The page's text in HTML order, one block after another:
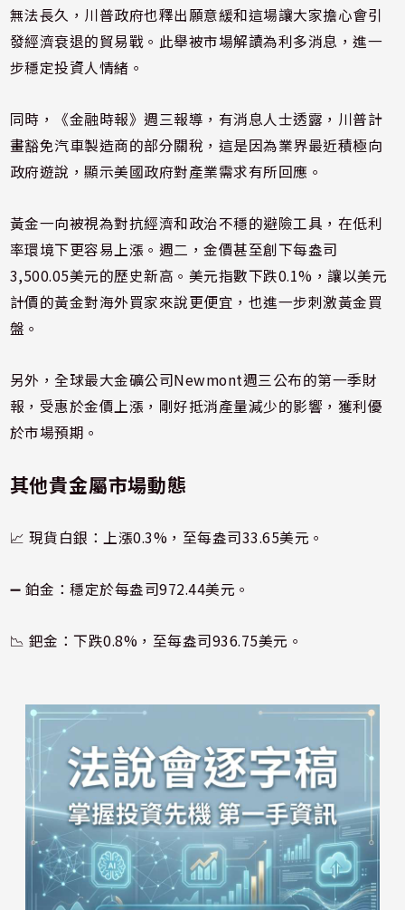
無法長久，川普政府也釋出願意緩和這場讓大家擔心會引
發經濟衰退的貿易戰。此舉被市場解讀為利多消息，進一
步穩定投資人情緒。
同時，《金融時報》週三報導，有消息人士透露，川普計
畫豁免汽車製造商的部分關稅，這是因為業界最近積極向
政府遊說，顯示美國政府對產業需求有所回應。
黃金一向被視為對抗經濟和政治不穩的避險工具，在低利
率環境下更容易上漲。週二，金價甚至創下每盎司
3,500.05美元的歷史新高。美元指數下跌0.1%，讓以美元
計價的黃金對海外買家來說更便宜，也進一步刺激黃金買
盤。
另外，全球最大金礦公司Newmont週三公布的第一季財
報，受惠於金價上漲，剛好抵消產量減少的影響，獲利優
於市場預期。
其他貴金屬市場動態
📈 現貨白銀：上漲0.3%，至每盎司33.65美元。
➖ 鉑金：穩定於每盎司972.44美元。
📉 鈀金：下跌0.8%，至每盎司936.75美元。